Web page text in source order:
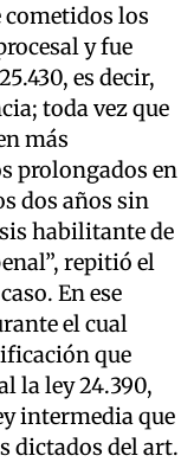
cometidos los
y fue
es decir,
toda vez que
más
prolongados en
dos años sin
habilitante de
repitió el
En ese
el cual
que
la ley 24.390,
intermedia que
dictados del art.